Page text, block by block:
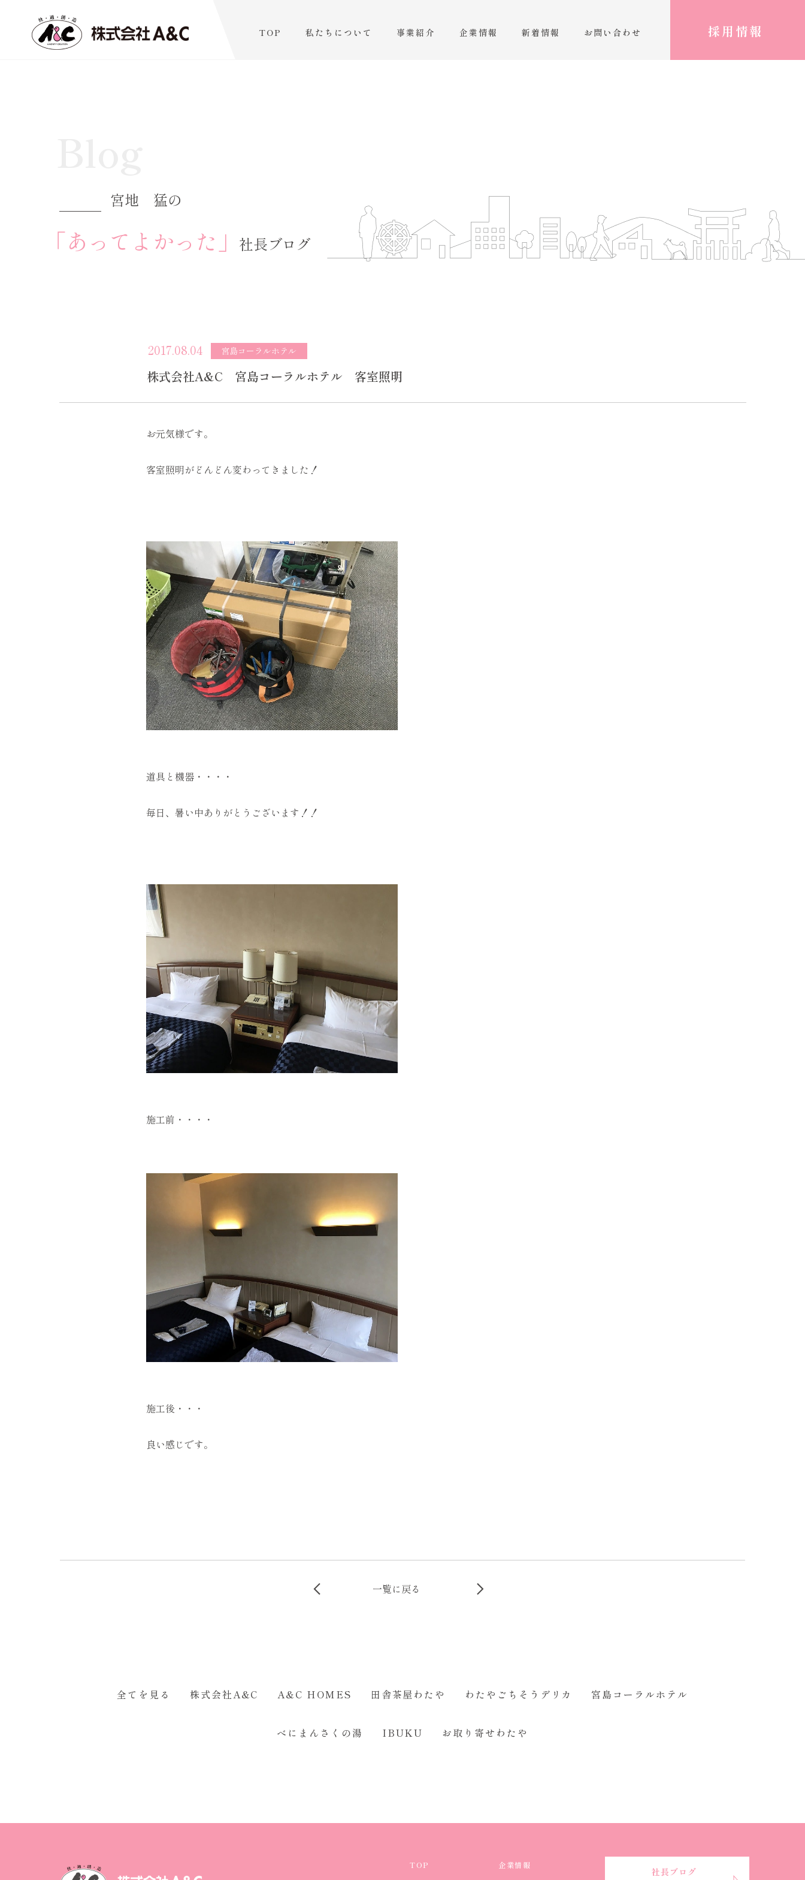
TOP 私たちについて 事業紹介 企業情報 新着情報 お問い合わせ 採用情報
宮地 猛の
「あってよかった」 社長ブログ
2017.08.04 宮島コーラルホテル
株式会社A&C 宮島コーラルホテル 客室照明
お元気様です。
客室照明がどんどん変わってきました！
道具と機器・・・・
毎日、暑い中ありがとうございます！！
施工前・・・・
施工後・・・
良い感じです。
一覧に戻る
全てを見る 株式会社A&C A&C HOMES 田舎茶屋わたや わたやごちそうデリカ 宮島コーラルホテル
べにまんさくの湯 IBUKU お取り寄せわたや
TOP
企業情報
社長ブログ